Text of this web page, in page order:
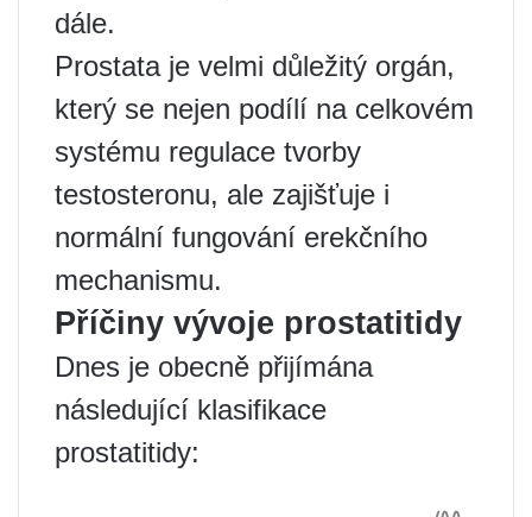
dále.
Prostata je velmi důležitý orgán,
který se nejen podílí na celkovém
systému regulace tvorby
testosteronu, ale zajišťuje i
normální fungování erekčního
mechanismu.
Příčiny vývoje prostatitidy
Dnes je obecně přijímána
následující klasifikace
prostatitidy: